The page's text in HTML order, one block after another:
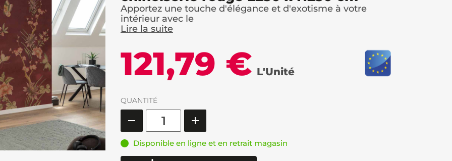
Apportez une touche d'élégance et d'exotisme à votre
intérieur avec le
Lire la suite
121,79 € L'Unité
QUANTITÉ
Disponible en ligne et en retrait magasin